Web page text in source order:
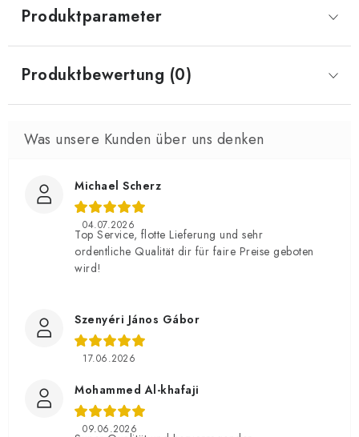
Produktparameter
Produktbewertung (0)
Michael Scherz
04.07.2026
Top Service, flotte Lieferung und sehr
ordentliche Qualität dir für faire Preise geboten
wird!
Szenyéri János Gábor
17.06.2026
Mohammed Al-khafaji
09.06.2026